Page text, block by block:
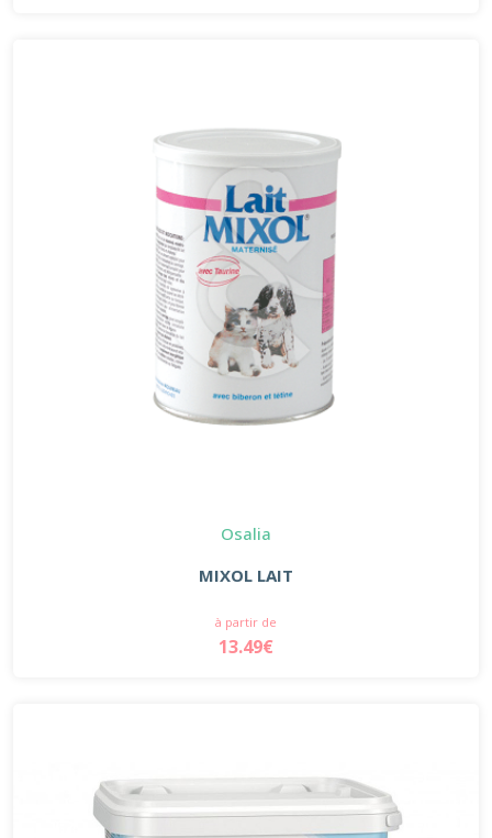
Osalia
MIXOL LAIT
à partir de
13.49€